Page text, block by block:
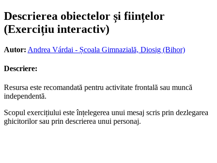
Descrierea obiectelor și ființelor
(Exercițiu interactiv)
Autor: Andrea Várdai - Școala Gimnazială, Diosig (Bihor)
Descriere:
Resursa este recomandată pentru activitate frontală sau muncă
independentă.
Scopul exercițiului este înțelegerea unui mesaj scris prin dezlegarea
ghicitorilor sau prin descrierea unui personaj.